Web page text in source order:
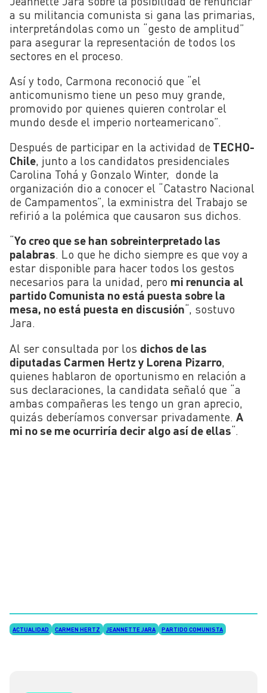
a su militancia comunista si gana las primarias,
interpretándolas como un “gesto de amplitud”
para asegurar la representación de todos los
sectores en el proceso.
Así y todo, Carmona reconoció que “el
anticomunismo tiene un peso muy grande,
promovido por quienes quieren controlar el
mundo desde el imperio norteamericano”.
Después de participar en la actividad de TECHO-
Chile, junto a los candidatos presidenciales
Carolina Tohá y Gonzalo Winter, donde la
organización dio a conocer el “Catastro Nacional
de Campamentos”, la exministra del Trabajo se
refirió a la polémica que causaron sus dichos.
“Yo creo que se han sobreinterpretado las
palabras. Lo que he dicho siempre es que voy a
estar disponible para hacer todos los gestos
necesarios para la unidad, pero mi renuncia al
partido Comunista no está puesta sobre la
mesa, no está puesta en discusión“, sostuvo
Jara.
Al ser consultada por los dichos de las
diputadas Carmen Hertz y Lorena Pizarro
quienes hablaron de oportunismo en relación a
sus declaraciones, la candidata señaló que “a
ambas compañeras les tengo un gran aprecio,
quizás deberíamos conversar privadamente. A
mi no se me ocurriría decir algo así de ellas“.
ACTUALIDAD CARMEN HERTZ JEANNETTE JARA PARTIDO COMUNISTA